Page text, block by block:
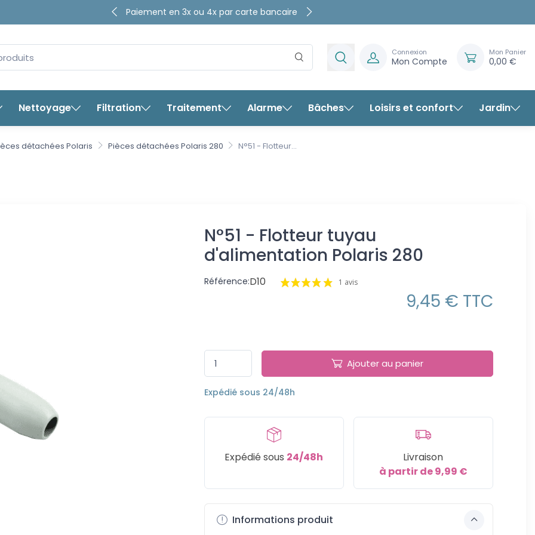
Paiement en 3x ou 4x par carte
bancaire
4.65/5sur plus de8280 avis garantis
Connexion
Mon Compte
Mon Panier
0,00 €
Nettoyage Filtration Traitement Alarme Bâches Loisirs et confort Jardin
détachées Polaris Pièces détachées Polaris 280 N°51 - Flotteur...
N°51 - Flotteur tuyau
d'alimentation Polaris 280
Référence:D10 1 avis
9,45 € TTC
Ajouter au panier
Expédié sous 24/48h
Expédié sous 24/48h
Livraison
à partir de 9,99 €
Informations produit